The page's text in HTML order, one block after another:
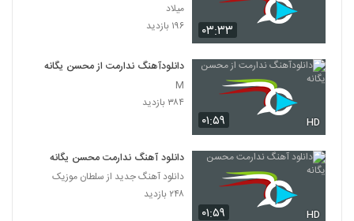
۰۳:۳۳
میلاد
۱۹۶ بازدید
۰۱:۵۹ HD
دانلودآهنگ ندارمت از محسن یگانه
M
۳۸۴ بازدید
۰۱:۵۹ HD
دانلود آهنگ ندارمت محسن یگانه
دانلود آهنگ جدید از سلطان موزیک
۲۴۸ بازدید